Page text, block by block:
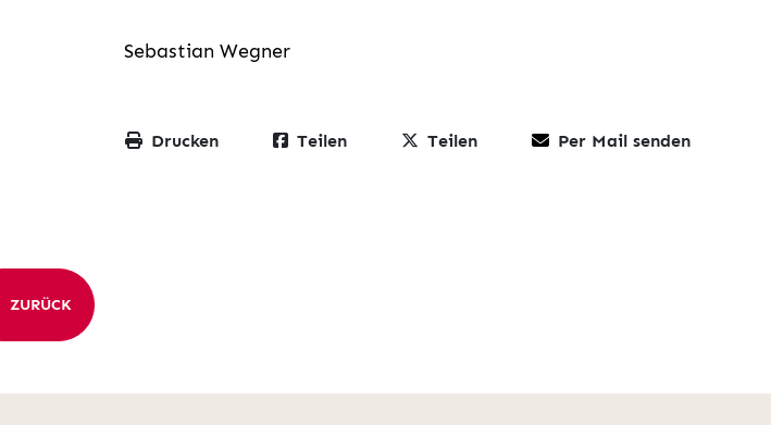
Sebastian Wegner
Drucken Teilen Teilen Per Mail senden
ZURÜCK